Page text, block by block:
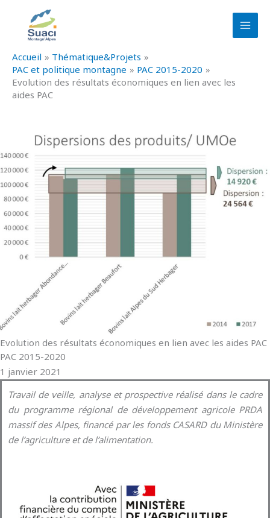
contenu
Accueil
Thématique&Projets
PAC et politique montagne
PAC 2015-2020
Evolution des résultats économiques en lien avec les
aides PAC
Evolution des résultats économiques en lien avec les aides PAC
PAC 2015-2020
1 janvier 2021
Travail de veille, analyse et prospective réalisé dans le cadre
du programme régional de développement agricole PRDA
massif des Alpes, financé par les fonds CASARD du Ministère
de l’agriculture et de l’alimentation.